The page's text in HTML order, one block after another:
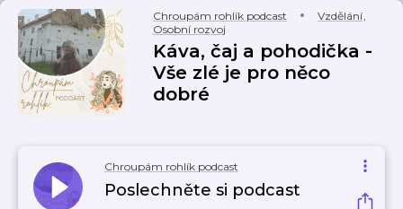
Chroupám rohlík podcast Vzdělání,
Osobní rozvoj
Káva, čaj a pohodička -
Vše zlé je pro něco
dobré
Chroupám rohlík podcast
Poslechněte si podcast